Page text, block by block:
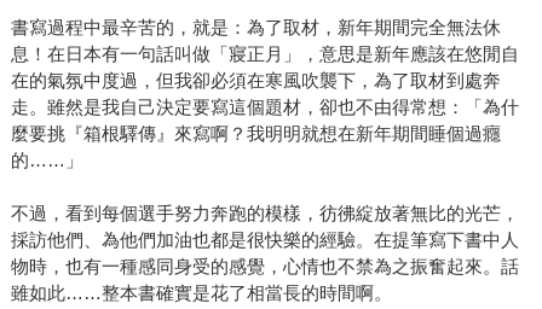
書寫過程中最辛苦的，就是：為了取材，新年期間完全無法休
息！在日本有一句話叫做「寢正月」，意思是新年應該在悠閒自
在的氣氛中度過，但我卻必須在寒風吹襲下，為了取材到處奔
走。雖然是我自己決定要寫這個題材，卻也不由得常想：「為什
麼要挑『箱根驛傳』來寫啊？我明明就想在新年期間睡個過癮
的……」
不過，看到每個選手努力奔跑的模樣，彷彿綻放著無比的光芒，
採訪他們、為他們加油也都是很快樂的經驗。在提筆寫下書中人
物時，也有一種感同身受的感覺，心情也不禁為之振奮起來。話
雖如此……整本書確實是花了相當長的時間啊。